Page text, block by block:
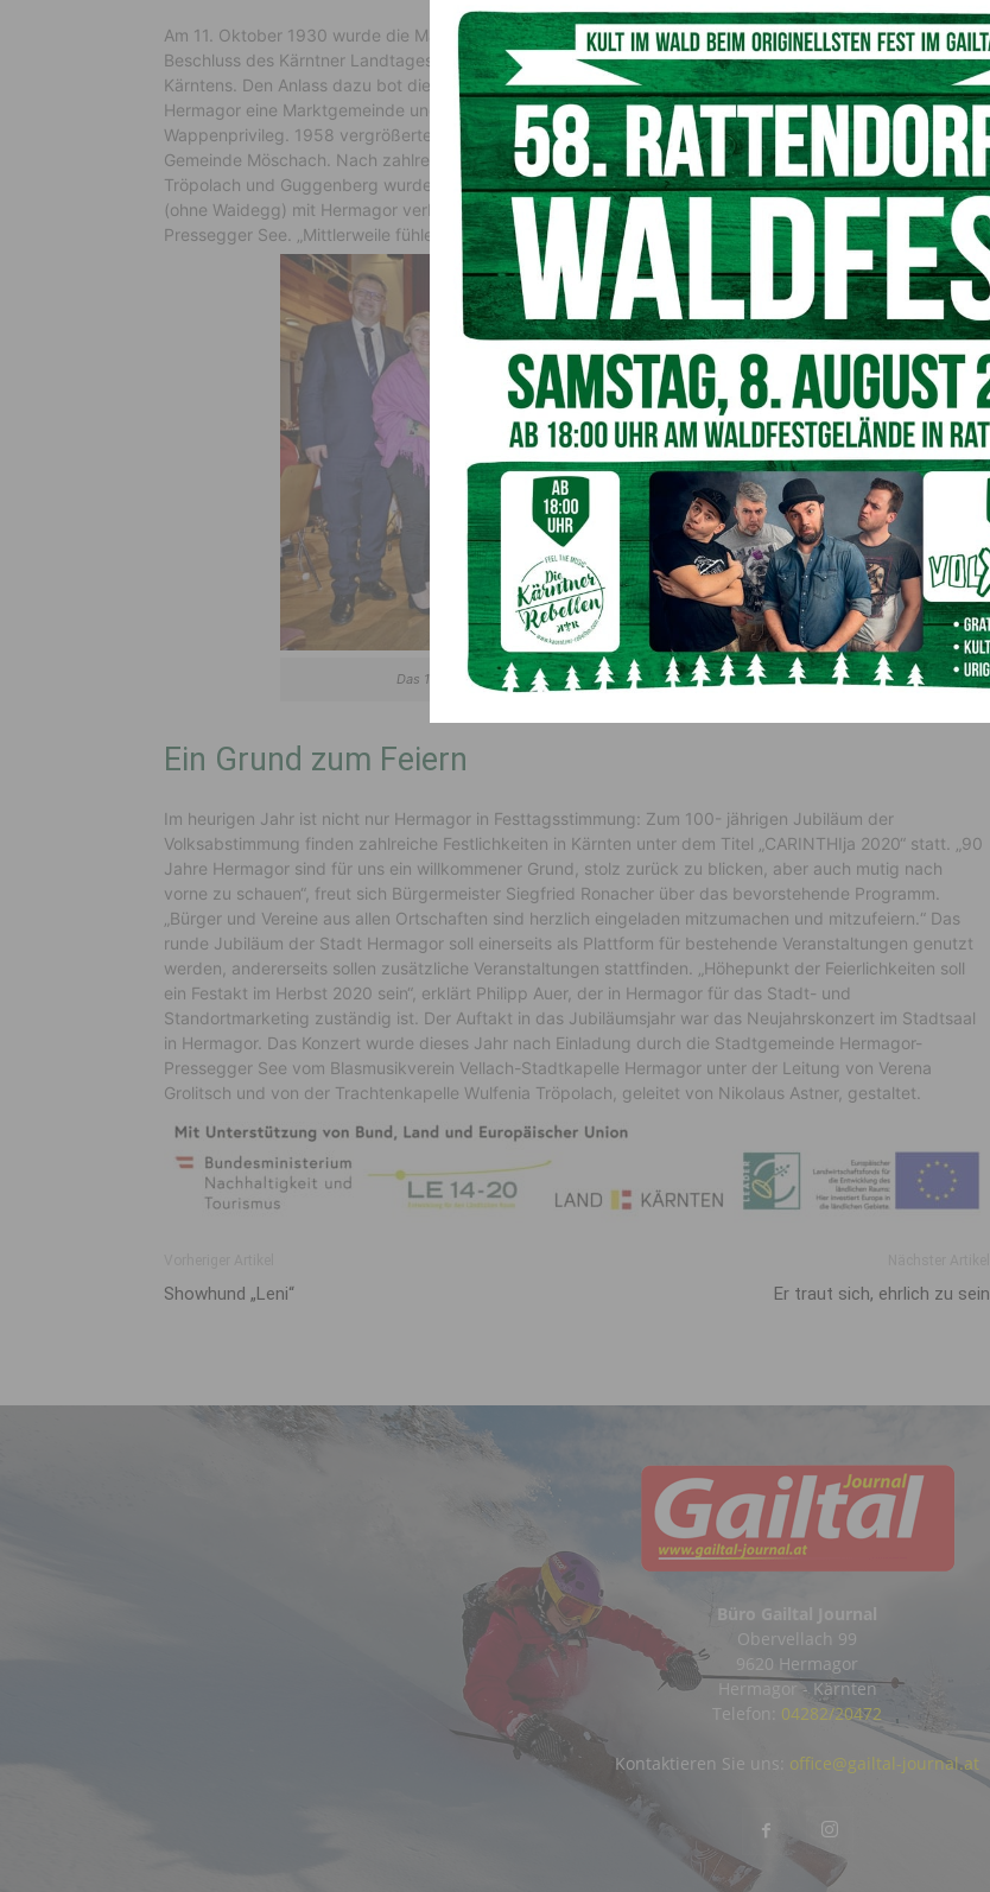
Am 11. Oktober 1930 wurde die Marktgemeinde Hermagor mit Wirksamkeit vom 10. Oktober via
Beschluss des Kärntner Landtages zur Stadt erhoben – zur damals übrigens kleinsten Stadtgemeinde
Kärntens. Den Anlass dazu bot die Zehnjahresfeier der Kärntner Volksabstimmung. Vor 1930 war
Hermagor eine Marktgemeinde und besaß über 700 Jahre lang das Marktrecht mit eigenem
Wappenprivileg. 1958 vergrößerte sich die Stadtgemeinde erstmals durch die Vereinigung mit der
Gemeinde Möschach. Nach zahlreichen Gebietsänderungen und auch der Auflösung der Gemeinden
Tröpolach und Guggenberg wurden 1973 die Altgemeinden Egg, Mitschig, Görtschach und Rattendorf
(ohne Waidegg) mit Hermagor verbunden. Seitdem gibt es die heutige Stadtgemeinde Hermagor-
Pressegger See. „Mittlerweile fühlen sich alle als Bürger der Stadtgemeinde“, erzählt der Bürgermeister.
Das 1. Event des Jubiläumsjahres war das Neujahrskonzert
Ein Grund zum Feiern
Im heurigen Jahr ist nicht nur Hermagor in Festtagsstimmung: Zum 100- jährigen Jubiläum der
Volksabstimmung finden zahlreiche Festlichkeiten in Kärnten unter dem Titel „CARINTHIja 2020“ statt. „90
Jahre Hermagor sind für uns ein willkommener Grund, stolz zurück zu blicken, aber auch mutig nach
vorne zu schauen“, freut sich Bürgermeister Siegfried Ronacher über das bevorstehende Programm.
„Bürger und Vereine aus allen Ortschaften sind herzlich eingeladen mitzumachen und mitzufeiern.“ Das
runde Jubiläum der Stadt Hermagor soll einerseits als Plattform für bestehende Veranstaltungen genutzt
werden, andererseits sollen zusätzliche Veranstaltungen stattfinden. „Höhepunkt der Feierlichkeiten soll
ein Festakt im Herbst 2020 sein“, erklärt Philipp Auer, der in Hermagor für das Stadt- und
Standortmarketing zuständig ist. Der Auftakt in das Jubiläumsjahr war das Neujahrskonzert im Stadtsaal
in Hermagor. Das Konzert wurde dieses Jahr nach Einladung durch die Stadtgemeinde Hermagor-
Pressegger See vom Blasmusikverein Vellach-Stadtkapelle Hermagor unter der Leitung von Verena
Grolitsch und von der Trachtenkapelle Wulfenia Tröpolach, geleitet von Nikolaus Astner, gestaltet.
Showhund „Leni“ Er traut sich, ehrlich zu sein
Büro Gailtal Journal
Obervellach 99
9620 Hermagor
Hermagor - Kärnten
Telefon: 04282/20472
Kontaktieren Sie uns: office@gailtal-journal.at